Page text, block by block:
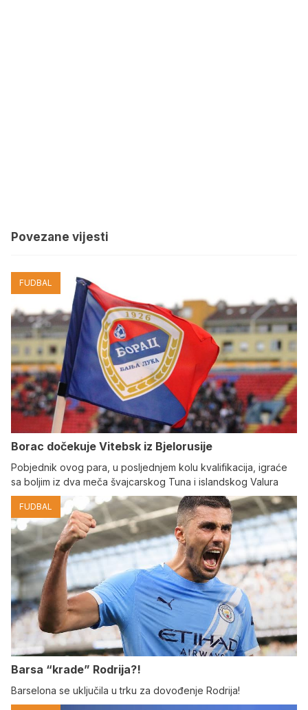
Povezane vijesti
FUDBAL
Borac dočekuje Vitebsk iz Bjelorusije
Pobjednik ovog para, u posljednjem kolu kvalifikacija, igraće
sa boljim iz dva meča švajcarskog Tuna i islandskog Valura
FUDBAL
Barsa “krade” Rodrija?!
Barselona se uključila u trku za dovođenje Rodrija!